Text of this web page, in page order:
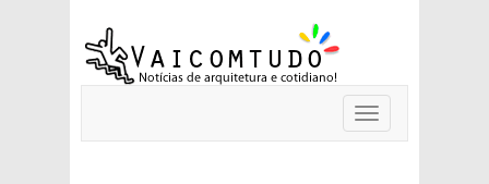
Toggle
navigation